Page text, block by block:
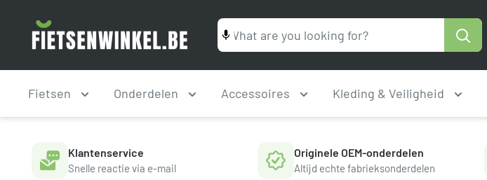
Fietsenwinkel.be
Fietsen Onderdelen Accessoires Kleding & Veiligheid
Klantenservice
Snelle reactie via e-mail
Originele OEM-onderdelen
Altijd echte fabrieksonderdelen